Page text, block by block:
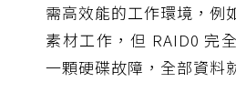
需高效能的工作環境，例
素材工作，但 RAID0 完
一顆硬碟故障，全部資料